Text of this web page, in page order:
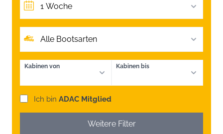
1 Woche
Alle Bootsarten
Kabinen von Kabinen bis
Ich bin ADAC Mitglied
Weitere Filter